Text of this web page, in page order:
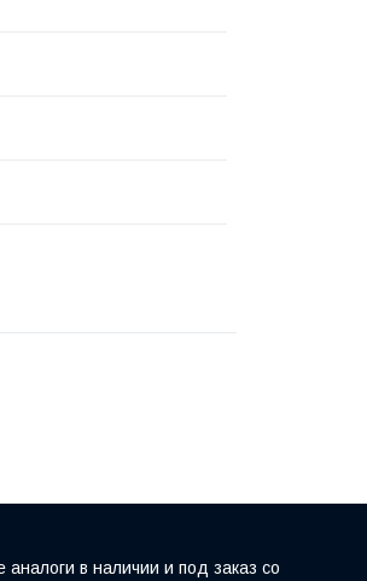
в наличии и под заказ со